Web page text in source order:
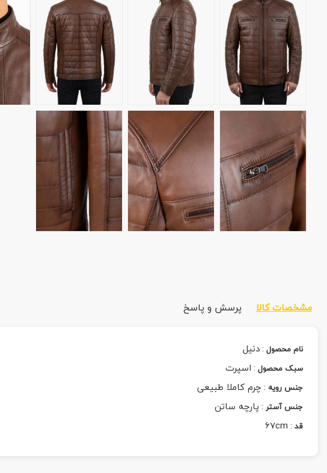
مشخصات کالا پرسش و پاسخ
نام محصول :دنیل
سبک محصول :اسپرت
جنس رویه :چرم کاملا طبیعی
جنس آستر :پارچه ساتن
قد :
67cm